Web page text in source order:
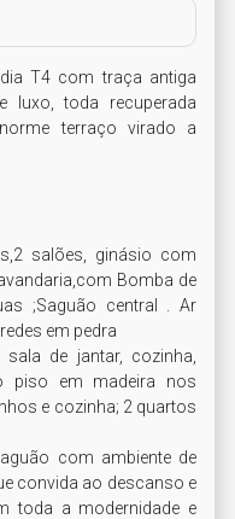
T4 com traça antiga
luxo, toda recuperada
terraço virado a
salões, ginásio com
Bomba de
;Saguão central . Ar
em pedra
de jantar, cozinha,
piso em madeira nos
e cozinha; 2 quartos
com ambiente de
convida ao descanso e
toda a modernidade e